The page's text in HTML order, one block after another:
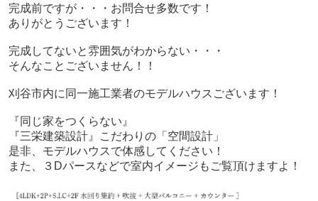
完成前ですが・・・お問合せ多数です！
ありがとうございます！
完成してないと雰囲気がわからない・・・
そんなことございません！！
刈谷市内に同一施工業者のモデルハウスございます！
『同じ家をつくらない』
『三栄建築設計』こだわりの「空間設計」
是非、モデルハウスで体感してください！
また、３Dパースなどで室内イメージもご覧頂けますよ！